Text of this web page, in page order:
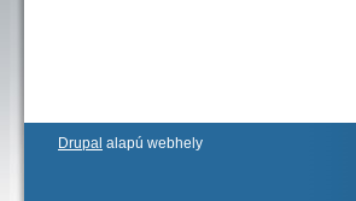
Drupal alapú webhely